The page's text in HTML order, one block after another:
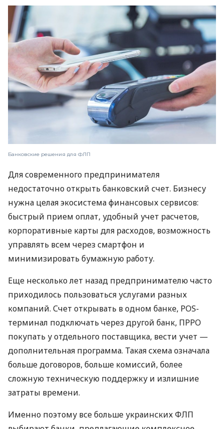
Банковские решения для ФЛП
Для современного предпринимателя
недостаточно открыть банковский счет. Бизнесу
нужна целая экосистема финансовых сервисов:
быстрый прием оплат, удобный учет расчетов,
корпоративные карты для расходов, возможность
управлять всем через смартфон и
минимизировать бумажную работу.
Еще несколько лет назад предпринимателю часто
приходилось пользоваться услугами разных
компаний. Счет открывать в одном банке, POS-
терминал подключать через другой банк, ПРРО
покупать у отдельного поставщика, вести учет —
дополнительная программа. Такая схема означала
больше договоров, больше комиссий, более
сложную техническую поддержку и излишние
затраты времени.
Именно поэтому все больше украинских ФЛП